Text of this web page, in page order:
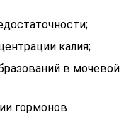
калия;
в мочевой
гормонов